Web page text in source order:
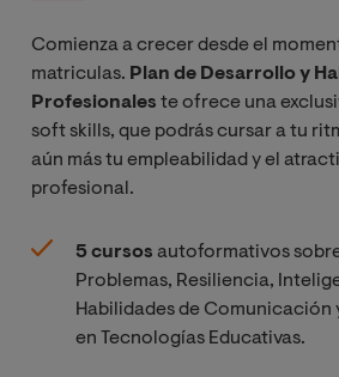
Comienza a crecer desde el
matriculas. Plan de Desarrollo y
Profesionales te ofrece una
soft skills, que podrás cursar a tu
aún más tu empleabilidad y el
profesional.
5 cursos autoformativos
Problemas, Resiliencia,
Habilidades de Comunicación
en Tecnologías Educativas.